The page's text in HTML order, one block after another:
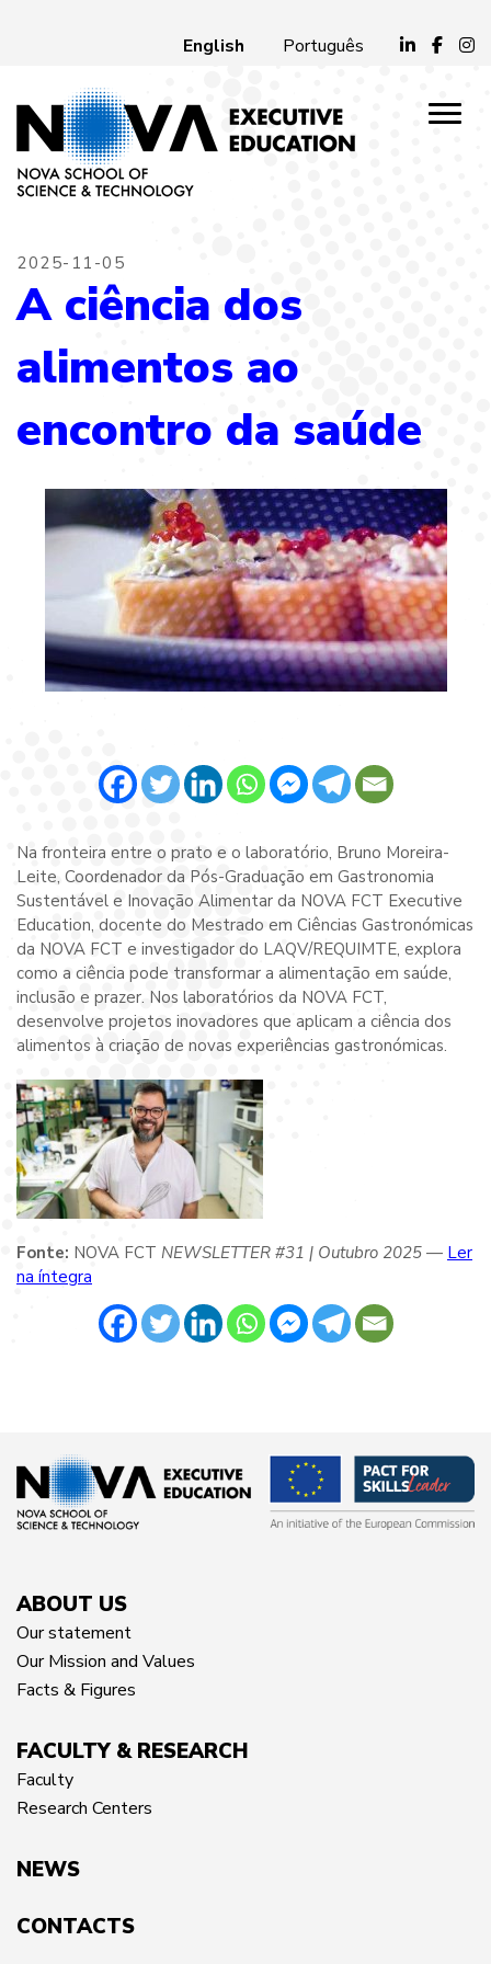
English Português
2025-11-05
A ciência dos
alimentos ao
encontro da saúde
Na fronteira entre o prato e o laboratório, Bruno Moreira-
Leite, Coordenador da Pós-Graduação em Gastronomia
Sustentável e Inovação Alimentar da NOVA FCT Executive
Education, docente do Mestrado em Ciências Gastronómicas
da NOVA FCT e investigador do LAQV/REQUIMTE, explora
como a ciência pode transformar a alimentação em saúde,
inclusão e prazer. Nos laboratórios da NOVA FCT,
desenvolve projetos inovadores que aplicam a ciência dos
alimentos à criação de novas experiências gastronómicas.
Fonte: NOVA FCT NEWSLETTER #31 | Outubro 2025 — Ler
na íntegra
ABOUT US
Our statement
Our Mission and Values
Facts & Figures
FACULTY & RESEARCH
Faculty
Research Centers
NEWS
CONTACTS